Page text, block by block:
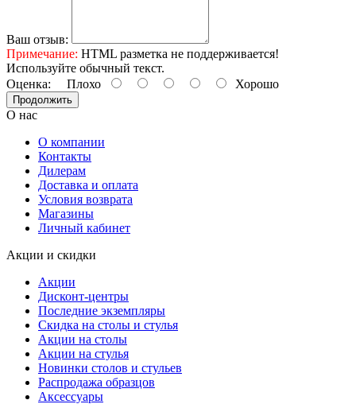
Ваш отзыв:
Примечание: HTML разметка не поддерживается!
Используйте обычный текст.
Оценка: Плохо Хорошо
Продолжить
О нас
О компании
Контакты
Дилерам
Доставка и оплата
Условия возврата
Магазины
Личный кабинет
Акции и скидки
Акции
Дисконт-центры
Последние экземпляры
Скидка на столы и стулья
Акции на столы
Акции на стулья
Новинки столов и стульев
Распродажа образцов
Аксессуары